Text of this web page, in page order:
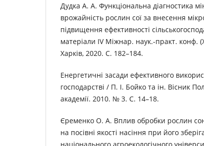
Дудка А. А. Функціональна діагностика
врожайність рослин сої за внесення
підвищення ефективності
матеріали ІV Міжнар. наук.-практ. конф.
Харків, 2020. С. 182–184.
Енергетичні засади ефективного
господарстві / П. І. Бойко та ін. Вісник
академії. 2010. № 3. С. 14–18.
Єременко О. А. Вплив обробки рослин
на посівні якості насіння при його
національного агроекологічного